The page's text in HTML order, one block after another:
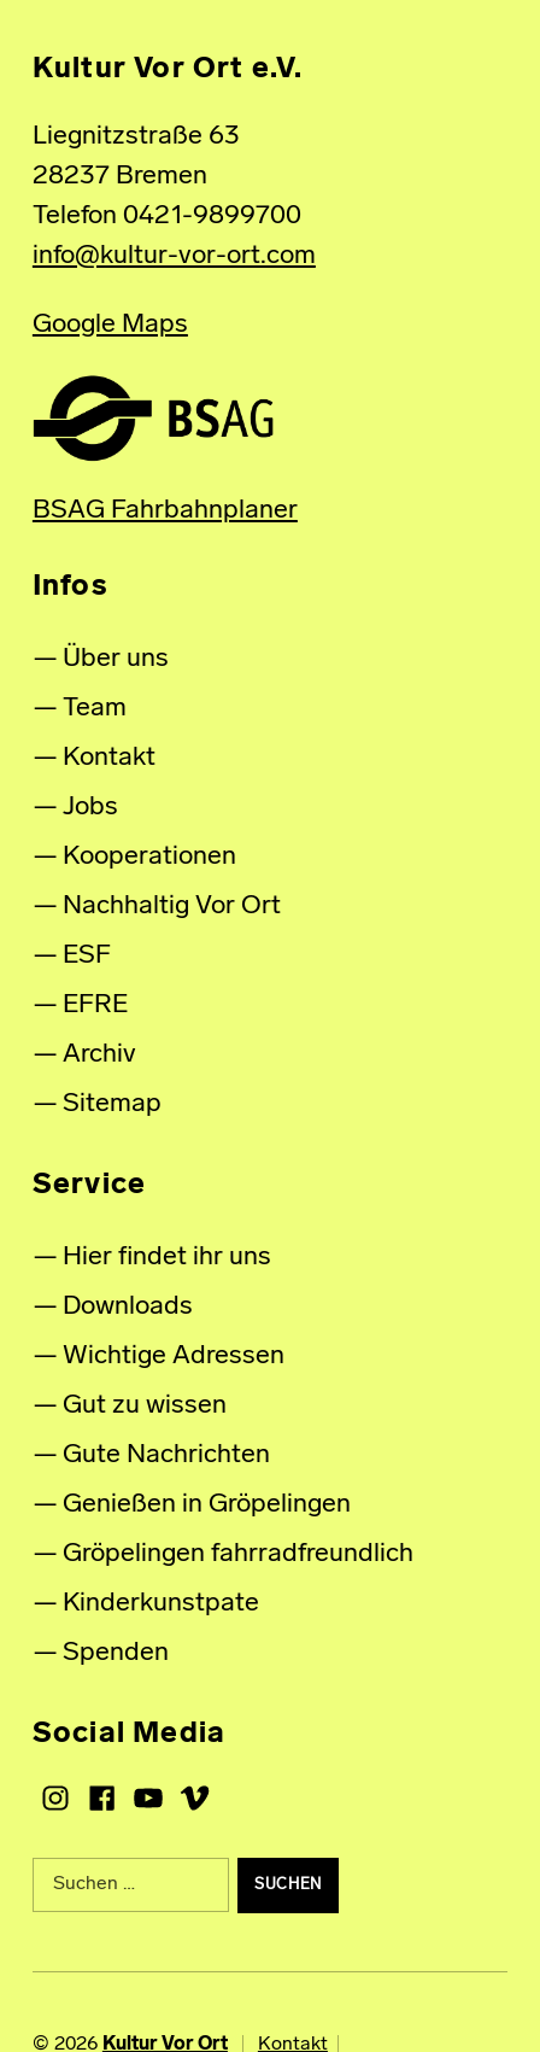
Kultur Vor Ort e.V.
Liegnitzstraße 63
28237 Bremen
Telefon 0421-9899700
info@kultur-vor-ort.com
Google Maps
BSAG Fahrbahnplaner
Infos
Über uns
Team
Kontakt
Jobs
Kooperationen
Nachhaltig Vor Ort
ESF
EFRE
Archiv
Sitemap
Service
Hier findet ihr uns
Downloads
Wichtige Adressen
Gut zu wissen
Gute Nachrichten
Genießen in Gröpelingen
Gröpelingen fahrradfreundlich
Kinderkunstpate
Spenden
Social Media
Instagram
Facebook
Youtube
Vimeo
Suche nach:
© 2026 Kultur Vor Ort Kontakt